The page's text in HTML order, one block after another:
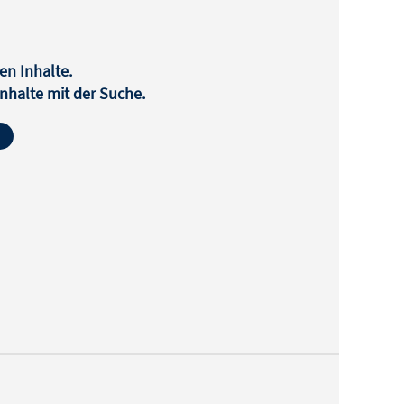
Inhalte.
mit der Suche.